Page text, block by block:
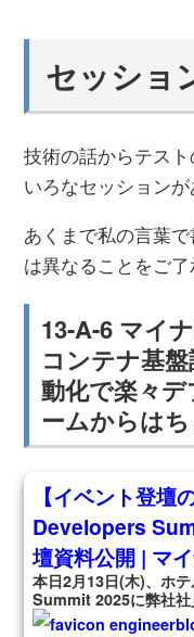
セッショ
技術の話からテス
いろなセッションが
あくまで私の言葉
は異なることをご了
13-A-6 マイ
コンテナ基
動化で楽々
ームからは
【イベント登壇
Developers
壇資料公開 | マ
本日2月13日(木)、ホ
Summit 2025に弊社社